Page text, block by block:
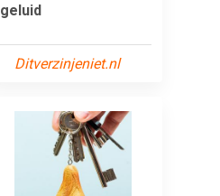
geluid
Ditverzinjeniet.nl